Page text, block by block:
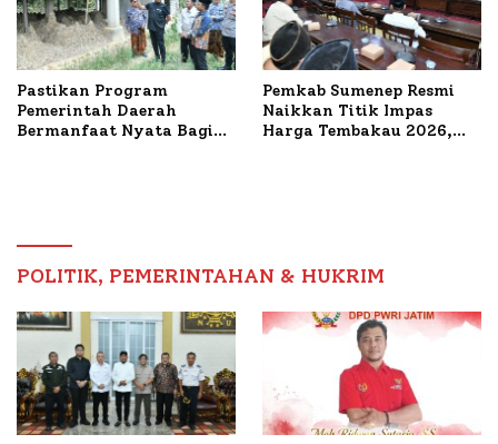
Pastikan Program
Pemerintah Daerah
Bermanfaat Nyata Bagi
Pemkab Sumenep Resmi
Naikkan Titik Impas
Harga Tembakau 2026,
POLITIK, PEMERINTAHAN & HUKRIM